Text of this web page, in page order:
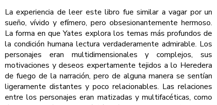
La experiencia de leer este libro fue similar a vagar por un
sueño, vívido y efímero, pero obsesionantemente hermoso.
La forma en que Yates explora los temas más profundos de
la condición humana lectura verdaderamente admirable. Los
personajes eran multidimensionales y complejos, sus
motivaciones y deseos expertamente tejidos a lo Heredera
de fuego de la narración, pero de alguna manera se sentían
ligeramente distantes y poco relacionables. Las relaciones
entre los personajes eran matizadas y multifacéticas, como